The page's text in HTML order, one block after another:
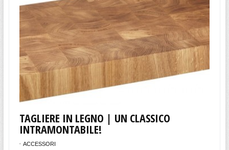
TAGLIERE IN LEGNO | UN CLASSICO
INTRAMONTABILE!
ACCESSORI